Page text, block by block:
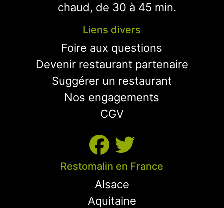
chaud, de 30 à 45 min.
Liens divers
Foire aux questions
Devenir restaurant partenaire
Suggérer un restaurant
Nos engagements
CGV
Restomalin en France
Alsace
Aquitaine